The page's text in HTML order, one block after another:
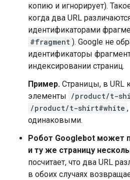
копию и игнорирует).
когда два URL
идентификаторами
#fragment ). Google не
идентификаторы
индексировании страниц.
Пример. Страницы, в URL
элементы /product/t-
/product/t-shirt#white
одинаковыми.
Робот Googlebot может
и ту же страницу
посчитает, что два URL
в обоих случаях